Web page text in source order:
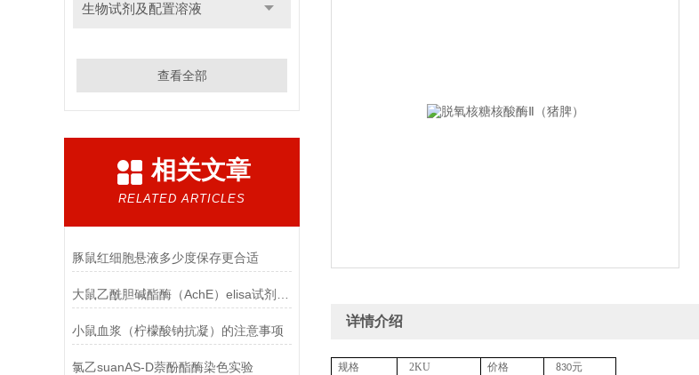
生物试剂及配置溶液
查看全部
相关文章
RELATED ARTICLES
豚鼠红细胞悬液多少度保存更合适
小鼠血浆（柠檬酸钠抗凝）的注意事项
氯乙suanAS-D萘酚酯酶染色实验
详情介绍
规格 2KU 价格 830元